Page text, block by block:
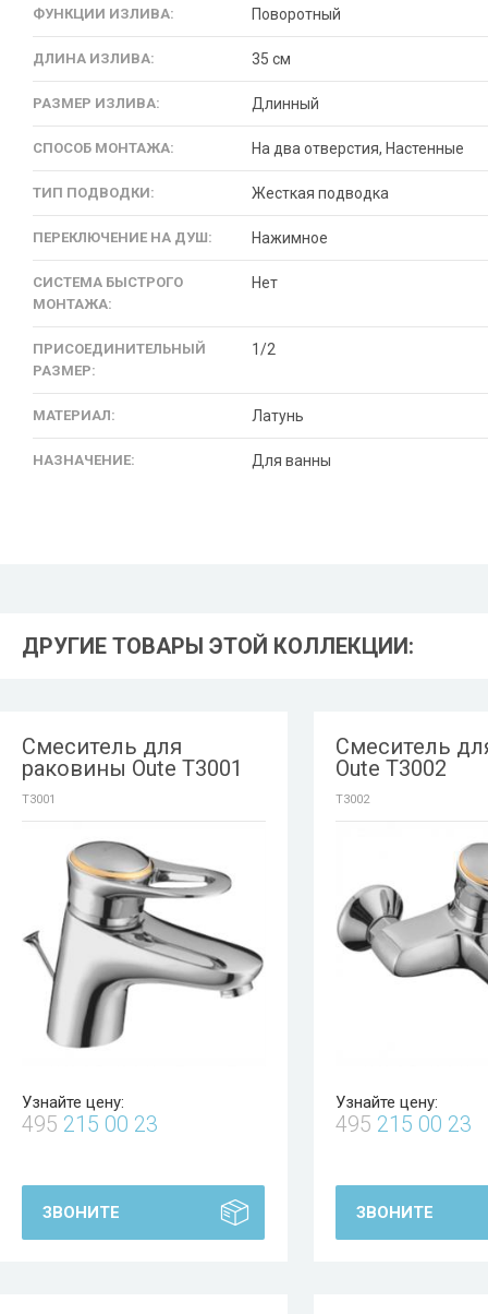
ФУНКЦИИ ИЗЛИВА: Поворотный
ДЛИНА ИЗЛИВА: 35 см
РАЗМЕР ИЗЛИВА: Длинный
СПОСОБ МОНТАЖА: На два отверстия, Настенные
ТИП ПОДВОДКИ: Жесткая подводка
ПЕРЕКЛЮЧЕНИЕ НА ДУШ: Нажимное
СИСТЕМА БЫСТРОГО
МОНТАЖА:
Нет
ПРИСОЕДИНИТЕЛЬНЫЙ
РАЗМЕР:
1/2
МАТЕРИАЛ: Латунь
НАЗНАЧЕНИЕ: Для ванны
ДРУГИЕ ТОВАРЫ ЭТОЙ КОЛЛЕКЦИИ:
Смеситель для
раковины Oute T3001
T3001
Узнайте цену:
495 215 00 23
ЗВОНИТЕ
Смеситель
Oute T3002
T3002
Узнайте цену:
495 215 00 23
ЗВОНИТЕ